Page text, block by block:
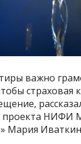
важно
страховая
проекта НИФИ
Мария